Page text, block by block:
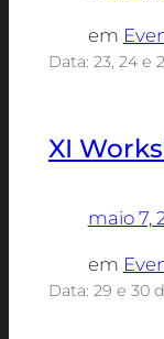
em
Data: 23, 24 e
XI
maio 7,
em
Data: 29 e 30